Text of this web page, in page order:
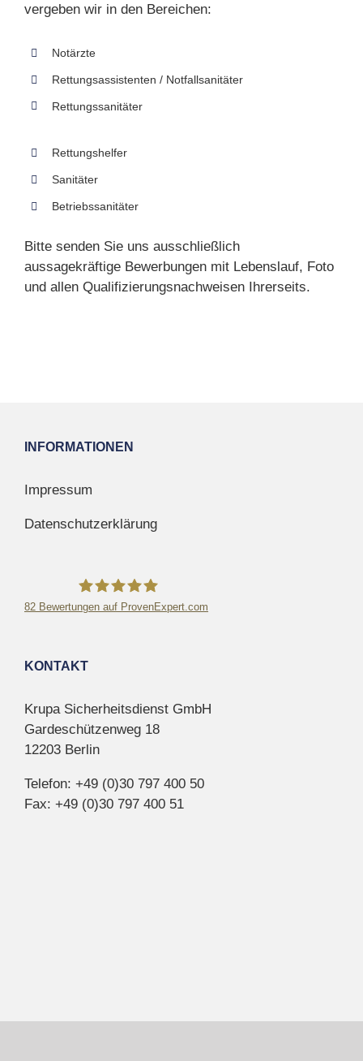
vergeben wir in den Bereichen:
Notärzte
Rettungsassistenten / Notfallsanitäter
Rettungssanitäter
Rettungshelfer
Sanitäter
Betriebssanitäter
Bitte senden Sie uns ausschließlich
aussagekräftige Bewerbungen mit Lebenslauf, Foto
und allen Qualifizierungsnachweisen Ihrerseits.
INFORMATIONEN
Impressum
Datenschutzerklärung
82 Bewertungen auf ProvenExpert.com
KONTAKT
Krupa Sicherheitsdienst GmbH
Gardeschützenweg 18
12203 Berlin
Telefon: +49 (0)30 797 400 50
Fax: +49 (0)30 797 400 51